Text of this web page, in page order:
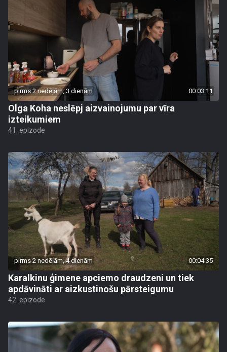
pirms 2 nedēļām, 3 dienām 00:03:11
Olga Koha neslēpj aizvainojumu par vīra
izteikumiem
41. epizode
pirms 2 nedēļām, 4 dienām 00:04:35
Karalkinu ģimene apciemo draudzeni un tiek
apdāvināti ar aizkustinošu pārsteigumu
42. epizode